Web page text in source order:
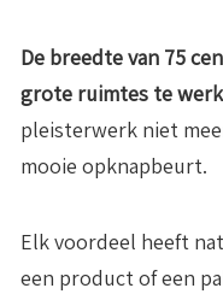
De breedte van 75
grote ruimtes te
pleisterwerk niet
mooie opknapbeurt.
Elk voordeel heeft
een product of een